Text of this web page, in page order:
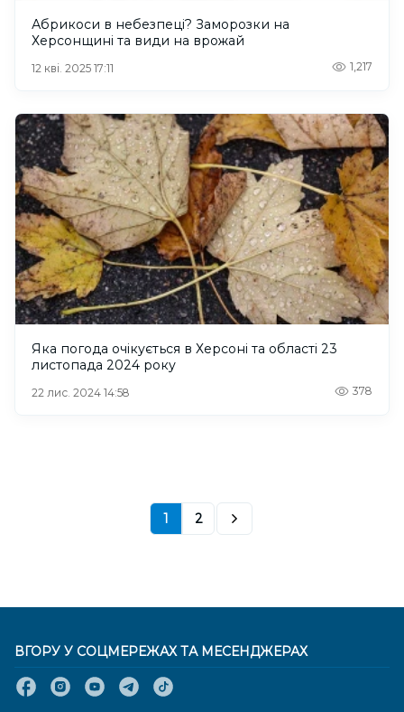
Абрикоси в небезпеці? Заморозки на
Херсонщині та види на врожай
12 кві. 2025 17:11 1,217
Яка погода очікується в Херсоні та області 23
листопада 2024 року
22 лис. 2024 14:58 378
1 2
ВГОРУ У СОЦМЕРЕЖАХ ТА МЕСЕНДЖЕРАХ